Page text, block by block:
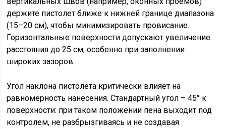
держите пистолет ближе к нижней границе диапазона
(15–20 см), чтобы минимизировать провисание.
Горизонтальные поверхности допускают увеличение
расстояния до 25 см, особенно при заполнении
широких зазоров.
Угол наклона пистолета критически влияет на
равномерность нанесения. Стандартный угол – 45° к
поверхности: при таком положении пена выходит под
контролем, не разбрызгиваясь и не создавая